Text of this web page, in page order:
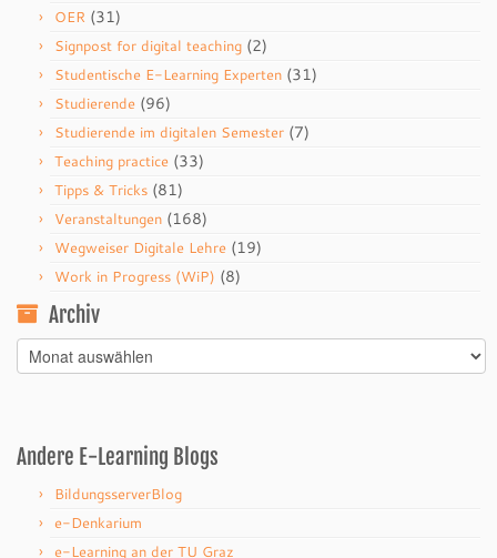
OER (31)
Signpost for digital teaching (2)
Studentische E-Learning Experten (31)
Studierende (96)
Studierende im digitalen Semester (7)
Teaching practice (33)
Tipps & Tricks (81)
Veranstaltungen (168)
Wegweiser Digitale Lehre (19)
Work in Progress (WiP) (8)
Archiv
Archiv
Andere E-Learning Blogs
BildungsserverBlog
e-Denkarium
e-Learning an der TU Graz